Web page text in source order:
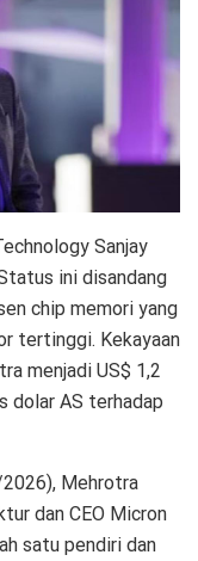
Sanjay
ini disandang
chip memori yang
tertinggi. Kekayaan
menjadi US$ 1,2
dolar AS terhadap
Mehrotra
dan CEO Micron
satu pendiri dan